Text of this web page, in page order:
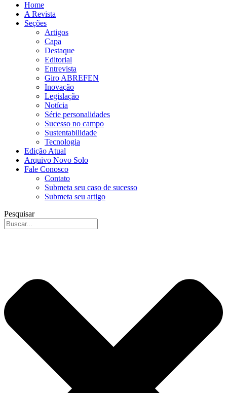
Home
A Revista
Seções
Artigos
Capa
Destaque
Editorial
Entrevista
Giro ABREFEN
Inovação
Legislação
Notícia
Série personalidades
Sucesso no campo
Sustentabilidade
Tecnologia
Edição Atual
Arquivo Novo Solo
Fale Conosco
Contato
Submeta seu caso de sucesso
Submeta seu artigo
Pesquisar